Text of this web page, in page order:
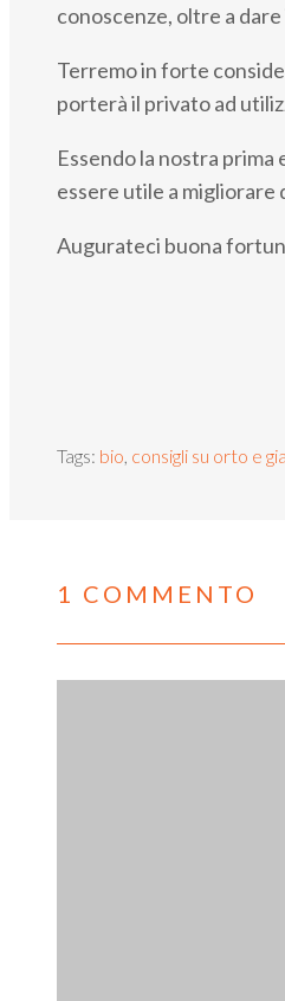
conoscenze, oltre a
Terremo in forte
porterà il privato ad
Essendo la nostra
essere utile a migliorare
Augurateci buona
Tags: bio consigli su orto e
1 COMMENTO